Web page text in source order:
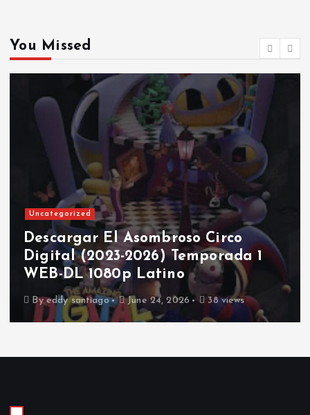
You Missed
Uncategorized
Descargar El Asombroso Circo
Digital (2023-2026) Temporada 1
WEB-DL 1080p Latino
Byeddy santiago June 24, 2026 38 views